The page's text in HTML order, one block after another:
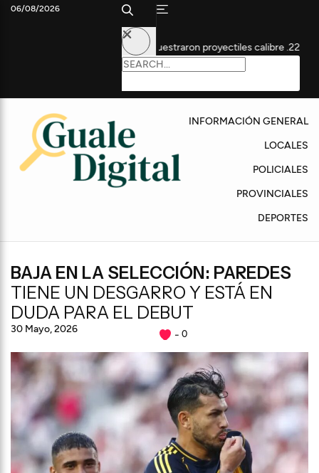
por homicidio: secuestraron proyectiles calibre .22 Con
06/08/2026
INFORMACIÓN GENERAL
LOCALES
POLICIALES
PROVINCIALES
DEPORTES
BAJA EN LA SELECCIÓN: PAREDES
TIENE UN DESGARRO Y ESTÁ EN
DUDA PARA EL DEBUT
30 Mayo, 2026 0